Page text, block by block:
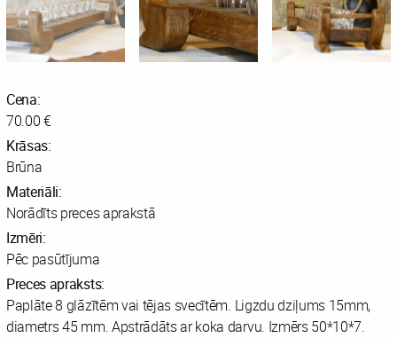
Cena:
70.00 €
Krāsas:
Brūna
Materiāli:
Norādīts preces aprakstā
Izmēri:
Pēc pasūtījuma
Preces apraksts:
Paplāte 8 glāzītēm vai tējas svecītēm. Ligzdu dziļums 15mm,
diametrs 45 mm. Apstrādāts ar koka darvu. Izmērs 50*10*7.